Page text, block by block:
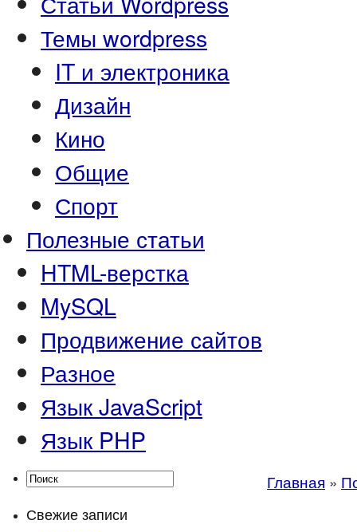
Темы wordpress
IT и электроника
Дизайн
Кино
Общие
Спорт
Полезные статьи
HTML-верстка
MySQL
Продвижение сайтов
Разное
Язык JavaScript
Язык PHP
Свежие записи
Главная »